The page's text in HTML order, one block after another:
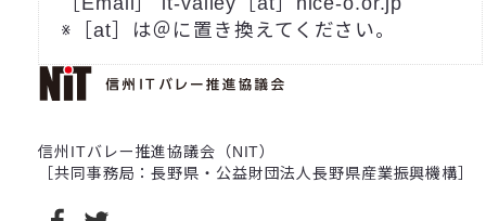
※［at］は＠に置き換えてください。
信州ITバレー推進協議会（NIT）
［共同事務局：長野県・公益財団法人長野県産業振興機構］